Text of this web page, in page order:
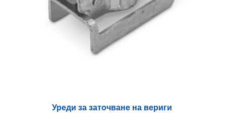
Уреди за заточване на вериги